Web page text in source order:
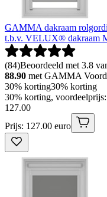
GAMMA dakraam
t.b.v. VELUX® dakraam
(84)Beoordeeld met 3.8
88.90 met GAMMA
30% korting30% korting
30% korting,
127.00
Prijs: 127.00 euro